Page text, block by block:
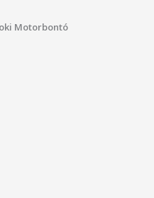
Motorbontó